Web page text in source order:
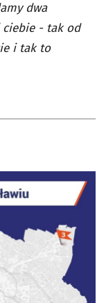
dwa
ciebie - tak od
i tak to